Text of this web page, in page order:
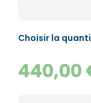
Choisir la
440,00